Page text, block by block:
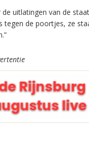
uitlatingen van de
de poortjes, ze